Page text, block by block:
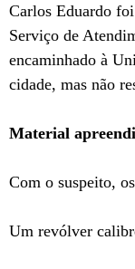
Carlos Eduardo
Serviço de
encaminhado à
cidade, mas não
Material
Com o suspeito,
Um revólver